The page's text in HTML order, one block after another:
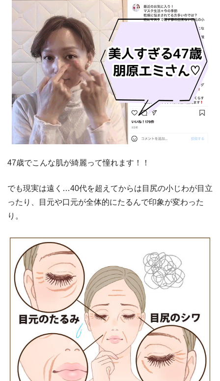
47歳でこんな肌が綺麗って憧れます！！
でも現実は遠く…40代を超えてからは目尻の小じわが目立
ったり、目元や口元が全体的にたるんで印象が変わった
り。